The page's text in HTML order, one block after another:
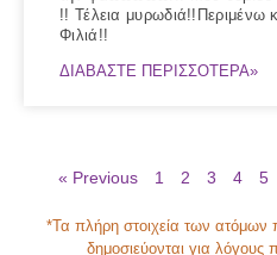
!! Τέλεια μυρωδιά!!Περιμένω
Φιλιά!!
ΔΙΑΒΑΣΤΕ ΠΕΡΙΣΣΟΤΕΡΑ»
« Previous 1 2 3 4 5
*Τα πλήρη στοιχεία των ατόμων
δημοσιεύονται για